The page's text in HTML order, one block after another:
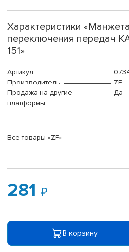
Характеристики
переключения передач
151»
Артикул
Производитель
ZF
Продажа на другие
платформы
Да
Все товары «ZF»
281
В корзину